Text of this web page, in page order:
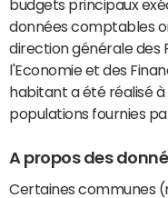
budgets principaux
données comptables
direction générale des
l'Economie et des
habitant a été réalisé
populations fournies
A propos des
Certaines communes